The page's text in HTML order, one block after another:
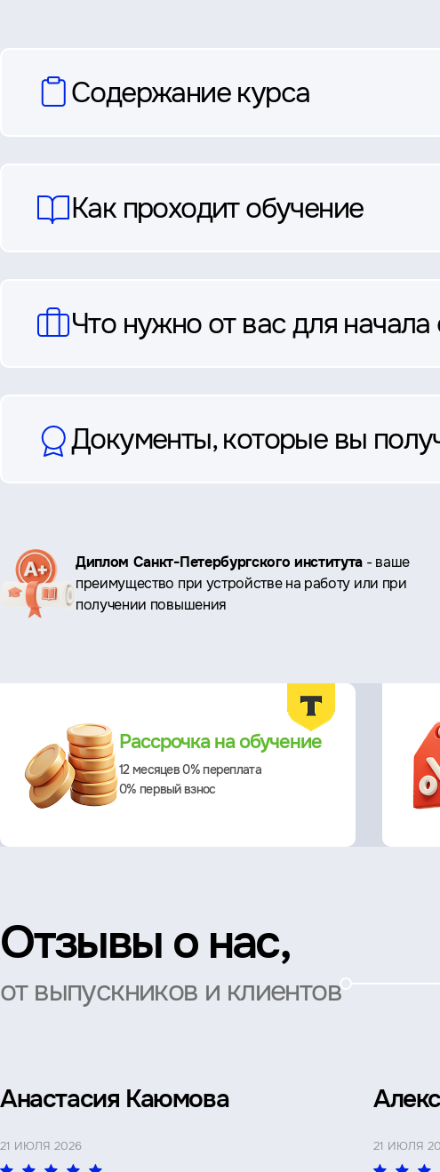
вопросы
Содержание курса
Как проходит обучение
Что нужно от вас для начала
Документы, которые вы
Ключевые
преимущества
Диплом Санкт-Петербургского института - ваше
преимущество при устройстве на работу или при
получении повышения
Рассрочка на обучение
12 месяцев 0% переплата
0% первый взнос
Отзывы о нас,
от выпускников и клиентов
Анастасия Каюмова
21 ИЮЛЯ 2026 21 ИЮЛЯ